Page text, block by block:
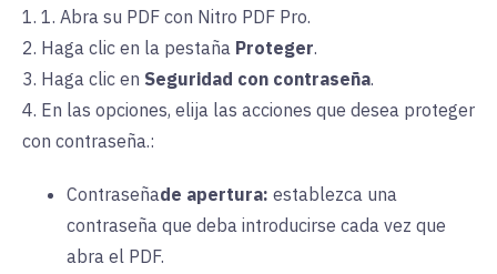
1. 1. Abra su PDF con Nitro PDF Pro.
2. Haga clic en la pestaña Proteger.
3. Haga clic en Seguridad con contraseña.
4. En las opciones, elija las acciones que desea proteger
con contraseña.:
Contraseñade apertura: establezca una
contraseña que deba introducirse cada vez que
abra el PDF.